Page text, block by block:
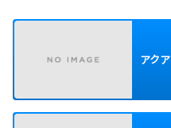
アクア